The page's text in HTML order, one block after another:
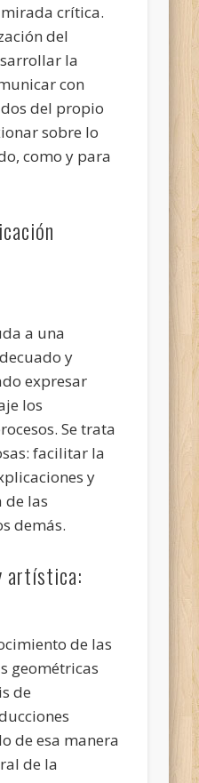
crítica.
del
la
con
del propio
sobre lo
como y para
a una
y
expresar
los
Se trata
facilitar la
y
de las
demás.
artística:
de las
geométricas
de
de esa manera
de la